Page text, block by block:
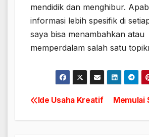
mendidik dan menghibur.
informasi lebih spesifik di
saya bisa menambahkan atau
memperdalam salah satu
Navigasi
pos
Memulai
Ide Usaha Kreatif